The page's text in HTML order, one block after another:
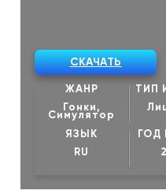
СКАЧАТЬ
ЖАНР
Гонки,
Симулятор
ТИП
ЯЗЫК
RU
ГОД